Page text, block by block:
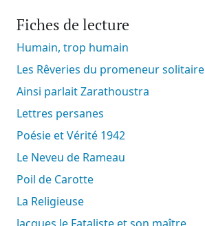
Fiches de lecture
Humain, trop humain
Les Rêveries du promeneur solitaire
Ainsi parlait Zarathoustra
Lettres persanes
Poésie et Vérité 1942
Le Neveu de Rameau
Poil de Carotte
La Religieuse